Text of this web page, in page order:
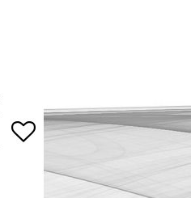
Lägg till i favoriter